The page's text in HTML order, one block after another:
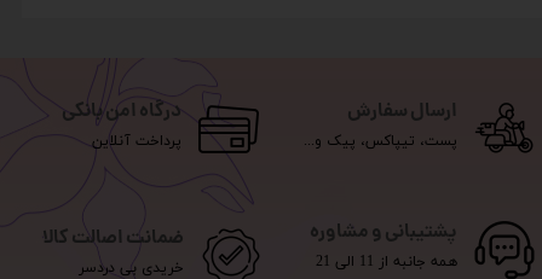
ارسال سفارش
پست، تیپاکس، پیک و...
درگاه امن بانکی
پرداخت آنلاین
پشتیبانی و مشاوره
همه جانبه از 11 الی 21
ضمانت اصالت کالا
خریدی بی دردسر